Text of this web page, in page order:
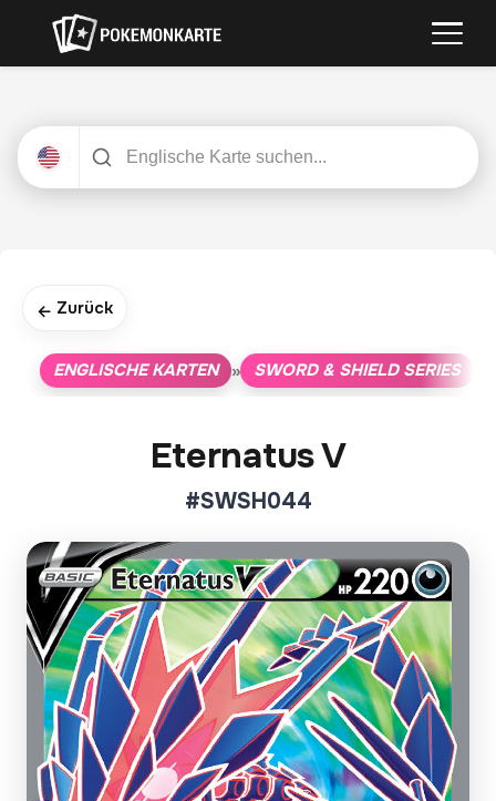
← Zurück
ENGLISCHE KARTEN » SWORD & SHIELD SERIES
Eternatus V
#SWSH044